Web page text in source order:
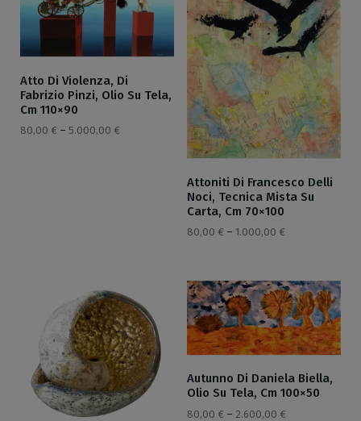
Atto Di Violenza, Di
Fabrizio Pinzi, Olio Su Tela,
Cm 110×90
80,00 € – 5.000,00 €
Attoniti Di Francesco Delli
Noci, Tecnica Mista Su
Carta, Cm 70×100
80,00 € – 1.000,00 €
Autunno Di Daniela Biella,
Olio Su Tela, Cm 100×50
80,00 € – 2.600,00 €